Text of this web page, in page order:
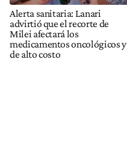
Alerta sanitaria: Lanari
advirtió que el recorte de
Milei afectará los
medicamentos oncológicos y
de alto costo